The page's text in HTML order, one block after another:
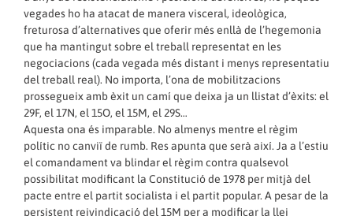
vegades ho ha atacat de manera visceral, ideològica,
freturosa d’alternatives que oferir més enllà de l’hegemonia
que ha mantingut sobre el treball representat en les
negociacions (cada vegada més distant i menys representatiu
del treball real). No importa, l’ona de mobilitzacions
prossegueix amb èxit un camí que deixa ja un llistat d’èxits: el
29F, el 17N, el 15O, el 15M, el 29S…
Aquesta ona és imparable. No almenys mentre el règim
polític no canviï de rumb. Res apunta que serà així. Ja a l’estiu
el comandament va blindar el règim contra qualsevol
possibilitat modificant la Constitució de 1978 per mitjà del
pacte entre el partit socialista i el partit popular. A pesar de la
persistent reivindicació del 15M per a modificar la llei